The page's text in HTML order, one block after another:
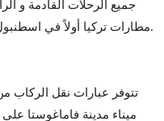
مطارات تركيا أولاً في اسطنبول, ازمير, انقره, اضنه, دالامان و أنطالية.